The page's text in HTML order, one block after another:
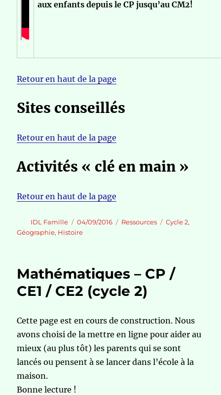
aux enfants depuis le CP jusqu’au CM2!
Retour en haut de la page
Sites conseillés
Retour en haut de la page
Activités « clé en main »
Retour en haut de la page
Auteur
IDL Famille
Publié
le
04/09/2016 Catégories
Ressources Étiquettes
Cycle 2,
Géographie, Histoire
Mathématiques – CP /
CE1 / CE2 (cycle 2)
Cette page est en cours de construction. Nous
avons choisi de la mettre en ligne pour aider au
mieux (au plus tôt) les parents qui se sont
lancés ou pensent à se lancer dans l’école à la
maison.
Bonne lecture !